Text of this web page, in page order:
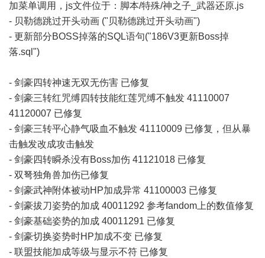
加菜单调用，js文件位于：脚本/特殊/神之子_武器还原.js
- 贝勒德跳过开头动画 ("贝勒德跳过开头动画")
- 更新部分BOSS掉落的SQL语句("186V3更新Boss掉
落.sql")
- 剑豪四转神速无双无伤害 已修复
- 剑豪三转红咒缚四转技能红莲咒缚不触发 41110007
41120007 已修复
- 剑豪三转平心静气吸血不触发 41110009 已修复，但从暴
击触发改成攻击触发
- 剑豪四转瞬杀没有Boss加伤 41121018 已修复
- 双弩独角兽加伤已修复
- 剑豪武神附体被动HP加成异常 41100003 已修复
- 剑豪拔刀姿势的加成 40011292 参考fandom上的数值修复
- 剑豪基础姿势的加成 40011291 已修复
- 剑豪切换姿势时HP加成不变 已修复
- 联盟技能加成等级与显示不符 已修复